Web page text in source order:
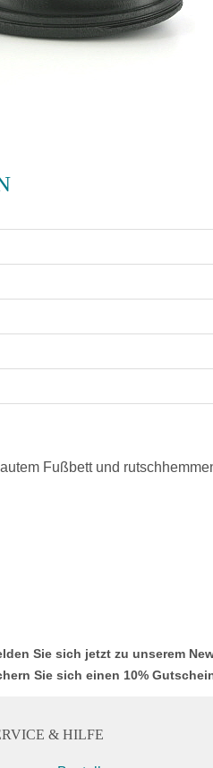
Fußbett und
Sie sich jetzt zu unserem
Sie sich einen 10%
& HILFE